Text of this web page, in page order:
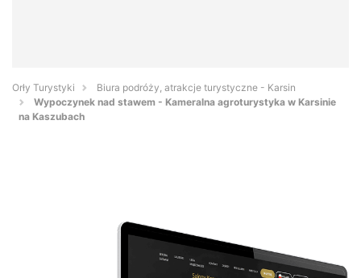
Orły Turystyki
Biura podróży, atrakcje turystyczne - Karsin
Wypoczynek nad stawem - Kameralna agroturystyka w Karsinie
na Kaszubach